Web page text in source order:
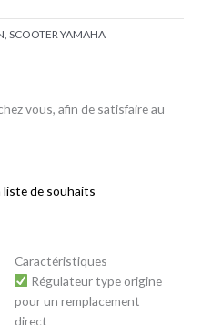
SCOOTER YAMAHA
vous, afin de satisfaire au
liste de souhaits
Caractéristiques
Régulateur type origine
pour un remplacement
direct